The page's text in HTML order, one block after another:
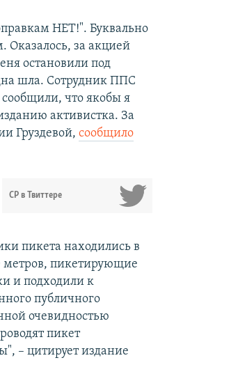
НЕТ!". Буквально
Оказалось, за акцией
остановили под
шла. Сотрудник ППС
сообщили, что якобы я
активистка. За
Груздевой,сообщило
СР в Твиттере
пикета находились в
метров, пикетирующие
и подходили к
публичного
очевидностью
пикет
– цитирует издание